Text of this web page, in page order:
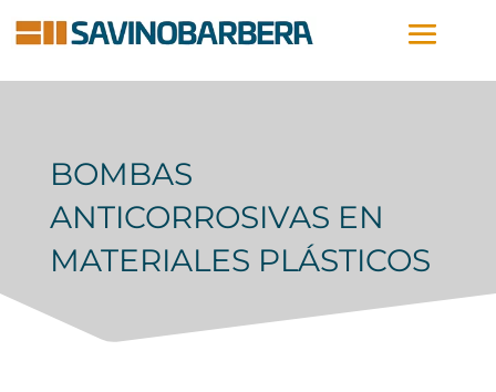
BOMBAS
ANTICORROSIVAS EN
MATERIALES PLÁSTICOS